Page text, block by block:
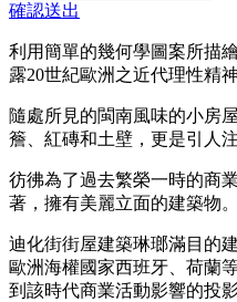
確認送出
利用簡單的幾何學圖案所描
露20世紀歐洲之近代理性精神
隨處所見的閩南風味的小房
簷、紅磚和土壁，更是引人注
彷彿為了過去繁榮一時的商
著，擁有美麗立面的建築物。
迪化街街屋建築琳瑯滿目的
歐洲海權國家西班牙、荷蘭
到該時代商業活動影響的投影